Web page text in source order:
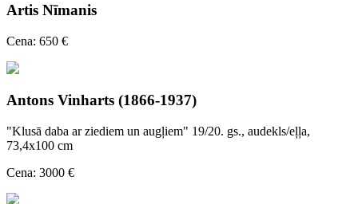
Artis Nīmanis
Cena: 650 €
Antons Vinharts (1866-1937)
"Klusā daba ar ziediem un augļiem" 19/20. gs., audekls/eļļa,
73,4x100 cm
Cena: 3000 €